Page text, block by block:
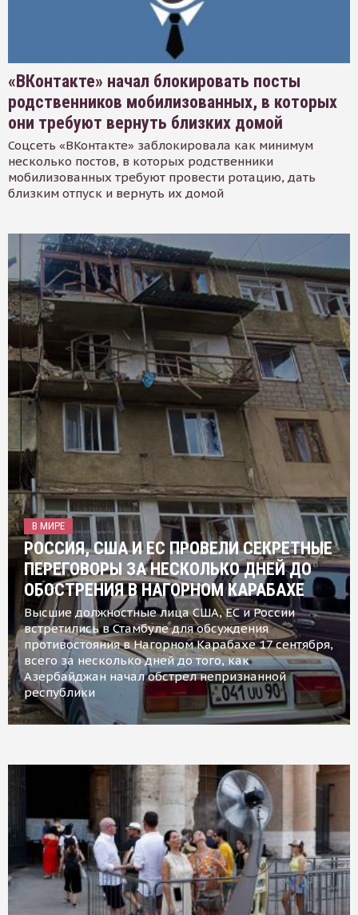
«ВКонтакте» начал блокировать посты
родственников мобилизованных, в которых
они требуют вернуть близких домой
Соцсеть «ВКонтакте» заблокировала как минимум
несколько постов, в которых родственники
мобилизованных требуют провести ротацию, дать
близким отпуск и вернуть их домой
В МИРЕ
РОССИЯ, США И ЕС ПРОВЕЛИ СЕКРЕТНЫЕ
ПЕРЕГОВОРЫ ЗА НЕСКОЛЬКО ДНЕЙ ДО
ОБОСТРЕНИЯ В НАГОРНОМ КАРАБАХЕ
Высшие должностные лица США, ЕС и России
встретились в Стамбуле для обсуждения
противостояния в Нагорном Карабахе 17 сентября,
всего за несколько дней до того, как
Азербайджан начал обстрел непризнанной
республики